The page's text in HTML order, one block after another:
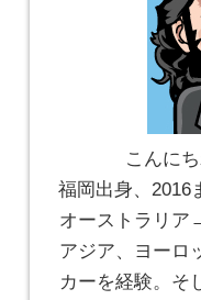
こんに
福岡出身、2016
オーストラリア
アジア、ヨーロ
カーを経験。そ